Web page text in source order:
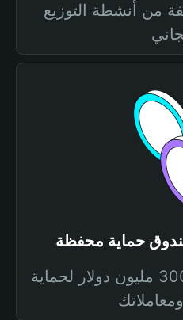
من أنشطة التوزيع
صندوق حماية بقيمة 300 مليون دولار لحماية